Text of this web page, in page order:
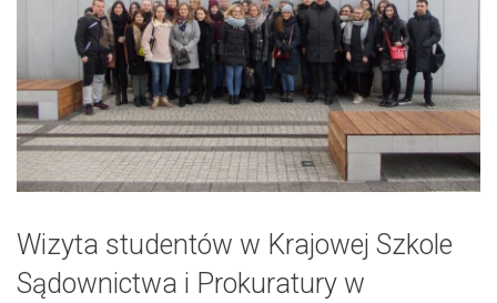
Wizyta studentów w Krajowej Szkole
Sądownictwa i Prokuratury w